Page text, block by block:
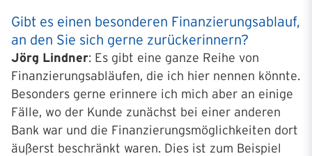
Gibt es einen besonderen Finanzierungsablauf,
an den Sie sich gerne zurückerinnern?
Jörg Lindner: Es gibt eine ganze Reihe von
Finanzierungsabläufen, die ich hier nennen könnte.
Besonders gerne erinnere ich mich aber an einige
Fälle, wo der Kunde zunächst bei einer anderen
Bank war und die Finanzierungsmöglichkeiten dort
äußerst beschränkt waren. Dies ist zum Beispiel